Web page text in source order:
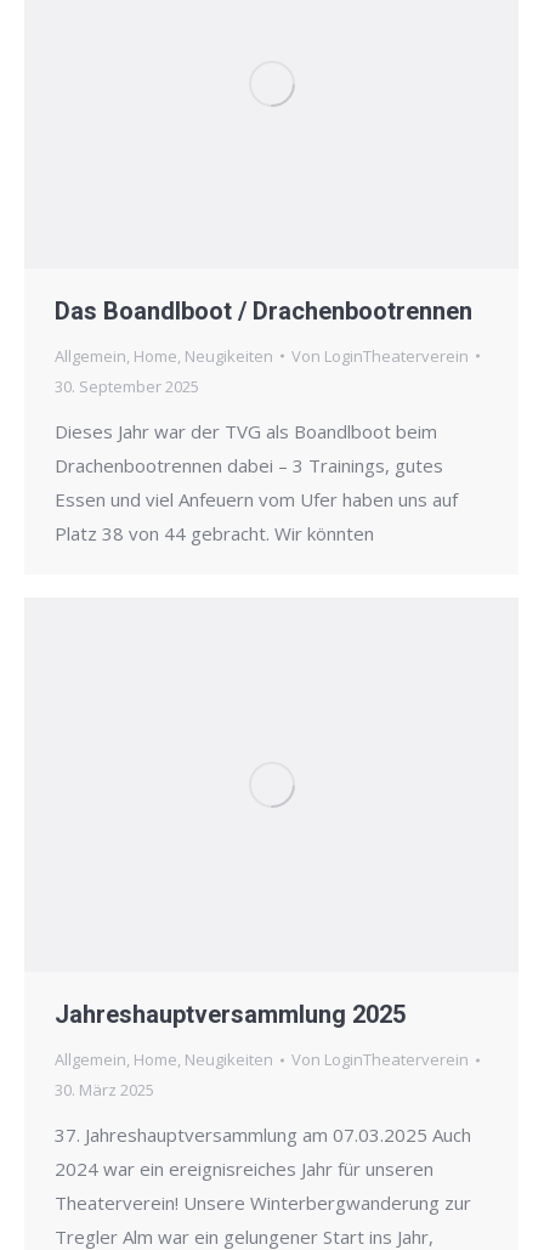
Das Boandlboot / Drachenbootrennen
Allgemein, Home, Neugikeiten Von LoginTheaterverein
30. September 2025
Dieses Jahr war der TVG als Boandlboot beim
Drachenbootrennen dabei – 3 Trainings, gutes
Essen und viel Anfeuern vom Ufer haben uns auf
Platz 38 von 44 gebracht. Wir könnten
Jahreshauptversammlung 2025
Allgemein, Home, Neugikeiten Von LoginTheaterverein
30. März 2025
37. Jahreshauptversammlung am 07.03.2025 Auch
2024 war ein ereignisreiches Jahr für unseren
Theaterverein! Unsere Winterbergwanderung zur
Tregler Alm war ein gelungener Start ins Jahr,